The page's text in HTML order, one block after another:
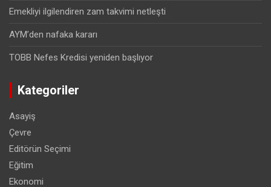
Emekliyi ilgilendiren zam takvimi netleşti
AYM’den nafaka kararı
TOBB Nefes Kredisi yeniden başlıyor
Kategoriler
Asayiş
Çevre
Editörün Seçimi
Eğitim
Ekonomi